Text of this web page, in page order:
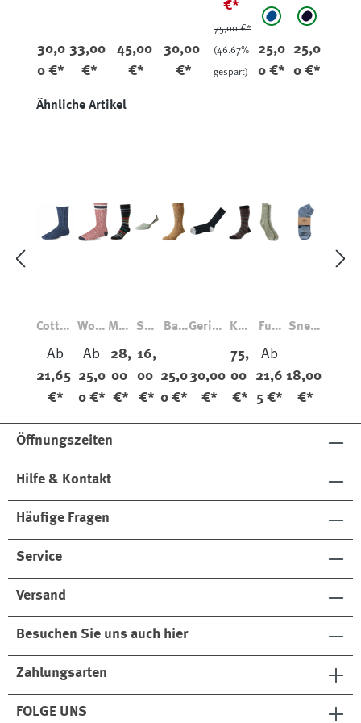
30,0
0 €*
33,00
€*
45,00
€*
30,00
€*
€*
75,00 €*
(46.67%
gespart)
Lagoon Mix
(Diese Option ist
25,0
0 €*
Black
25,0
0 €*
Produktgalerie überspringen
Ähnliche Artikel
Cotton
Blend
Marl
Ragg
Crew
Ab
21,65
€*
Wool
Blend
Marl
Ragg
Crew
s
Ab
25,0
0 €*
Meri
Soc
ken
Qua
28,
00
€*
Sne
-
Soc
ken
16,
00
€*
Bau
Sock
en
25,0
0 €*
Geripp
n
30,00
€*
Kas
irso
cken
She
75,
00
€*
Full
Crew
Sock
s
Ab
21,6
5 €*
Sneak
n
18,00
€*
Öffnungszeiten
Hilfe & Kontakt
Häufige Fragen
Service
Versand
Besuchen Sie uns auch hier
Zahlungsarten
FOLGE UNS